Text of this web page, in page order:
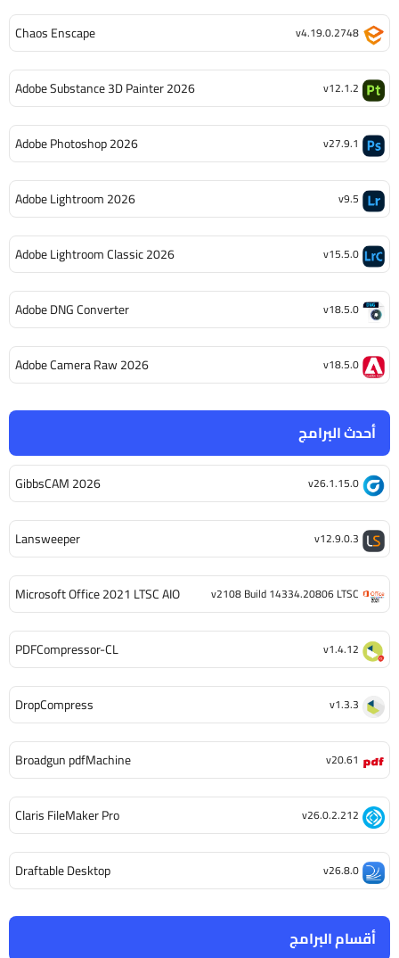
أقسام البرامج
أحدث البرامج
GibbsCAM 2026 v26.1.15.0
Lansweeper v12.9.0.3
Microsoft Office 2021 LTSC AIO v2108 Build 14334.20806 LTSC
PDFCompressor-CL v1.4.12
DropCompress v1.3.3
Broadgun pdfMachine v20.61
Claris FileMaker Pro v26.0.2.212
Draftable Desktop v26.8.0
Chaos Enscape v4.19.0.2748
Adobe Substance 3D Painter 2026 v12.1.2
Adobe Photoshop 2026 v27.9.1
Adobe Lightroom 2026 v9.5
Adobe Lightroom Classic 2026 v15.5.0
Adobe DNG Converter v18.5.0
Adobe Camera Raw 2026 v18.5.0